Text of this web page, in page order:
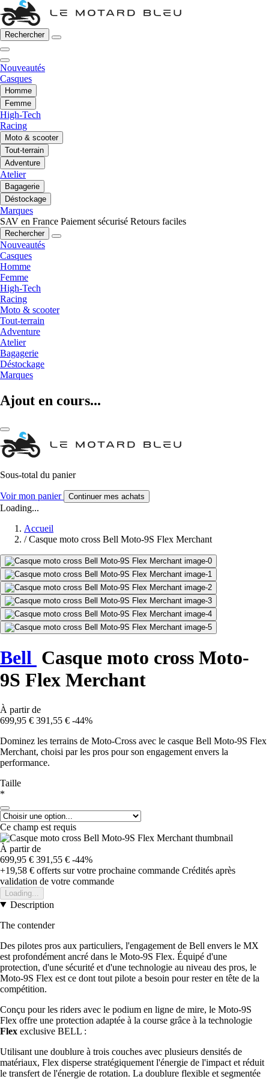
Rechercher
Nouveautés
Casques
Homme
Femme
High-Tech
Racing
Moto & scooter
Tout-terrain
Adventure
Atelier
Bagagerie
Déstockage
Marques
SAV en France Paiement sécurisé Retours faciles
Rechercher
Nouveautés
Casques
Homme
Femme
High-Tech
Racing
Moto & scooter
Tout-terrain
Adventure
Atelier
Bagagerie
Déstockage
Marques
Ajout en cours...
Sous-total du panier
Voir mon panier Continuer mes achats
Loading...
Accueil
/ Casque moto cross Bell Moto-9S Flex Merchant
Bell Casque moto cross Moto-
9S Flex Merchant
À partir de
699,95 € 391,55 € -44%
Dominez les terrains de Moto-Cross avec le casque Bell Moto-9S Flex
Merchant, choisi par les pros pour son engagement envers la
performance.
Taille
*
Ce champ est requis
À partir de
699,95 € 391,55 € -44%
+19,58 € offerts sur votre prochaine commande Crédités après
validation de votre commande
Loading...
Description
The contender
Des pilotes pros aux particuliers, l'engagement de Bell envers le MX
est profondément ancré dans le Moto-9S Flex. Équipé d'une
protection, d'une sécurité et d'une technologie au niveau des pros, le
Moto-9S Flex est ce dont tout pilote a besoin pour rester en tête de la
compétition.
Conçu pour les riders avec le podium en ligne de mire, le Moto-9S
Flex offre une protection adaptée à la course grâce à la technologie
Flex exclusive BELL :
Utilisant une doublure à trois couches avec plusieurs densités de
matériaux, Flex disperse stratégiquement l'énergie de l'impact et réduit
le transfert de l'énergie de rotation. La doublure flexible et segmentée